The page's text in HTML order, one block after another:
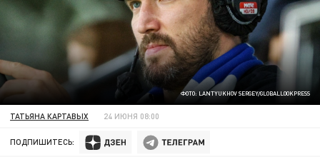
ФОТО: LANTYUKHOV SERGEY/GLOBALLOOKPRESS
ТАТЬЯНА КАРТАВЫХ 24 ИЮНЯ 08:00
ПОДПИШИТЕСЬ: